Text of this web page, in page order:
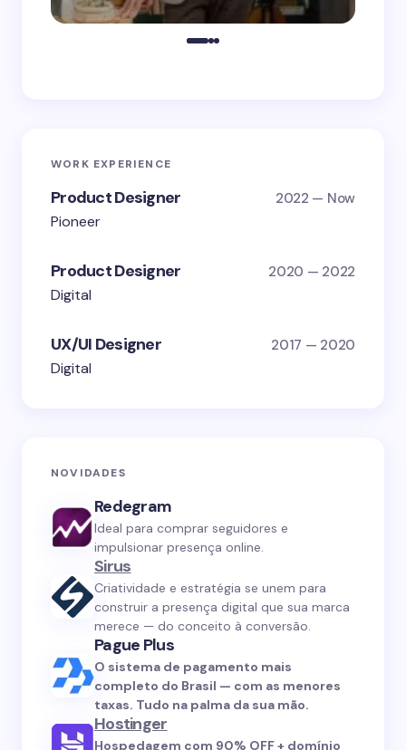
WORK EXPERIENCE
Product Designer 2022 — Now
Pioneer
Product Designer 2020 — 2022
Digital
UX/UI Designer 2017 — 2020
Digital
NOVIDADES
Redegram
Ideal para comprar seguidores e
impulsionar presença online.
Sirus
Criatividade e estratégia se unem para
construir a presença digital que sua marca
merece — do conceito à conversão.
Pague Plus
O sistema de pagamento mais
completo do Brasil — com as menores
taxas. Tudo na palma da sua mão.
Hostinger
Hospedagem com 90% OFF + domínio